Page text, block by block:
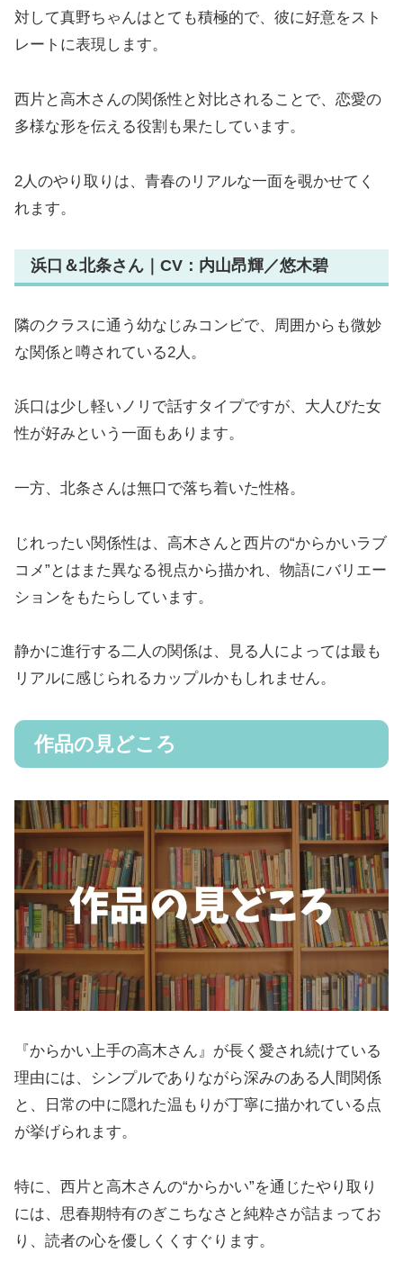
対して真野ちゃんはとても積極的で、彼に好意をスト
レートに表現します。
西片と高木さんの関係性と対比されることで、恋愛の
多様な形を伝える役割も果たしています。
2人のやり取りは、青春のリアルな一面を覗かせてく
れます。
浜口＆北条さん｜CV：内山昂輝／悠木碧
隣のクラスに通う幼なじみコンビで、周囲からも微妙
な関係と噂されている2人。
浜口は少し軽いノリで話すタイプですが、大人びた女
性が好みという一面もあります。
一方、北条さんは無口で落ち着いた性格。
じれったい関係性は、高木さんと西片の“からかいラブ
コメ”とはまた異なる視点から描かれ、物語にバリエー
ションをもたらしています。
静かに進行する二人の関係は、見る人によっては最も
リアルに感じられるカップルかもしれません。
作品の見どころ
『からかい上手の高木さん』が長く愛され続けている
理由には、シンプルでありながら深みのある人間関係
と、日常の中に隠れた温もりが丁寧に描かれている点
が挙げられます。
特に、西片と高木さんの“からかい”を通じたやり取り
には、思春期特有のぎこちなさと純粋さが詰まってお
り、読者の心を優しくくすぐります。